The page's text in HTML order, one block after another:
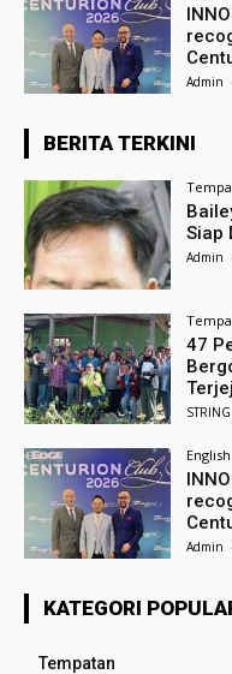
Admin -
BERITA TERKINI
Siap
Admin -
47
English
Admin -
KATEGORI
Tempatan